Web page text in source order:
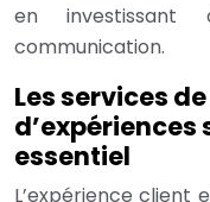
en
communication.
Les services
d’expériences
essentiel
L’expérience client